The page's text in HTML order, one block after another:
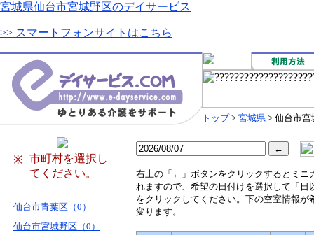
宮城県仙台市宮城野区のデイサービス
>> スマートフォンサイトはこちら
トップ> 宮城県 > 仙台市宮
※
市町村を選択し
てください。
仙台市青葉区（0）
仙台市宮城野区（0）
右上の「←」ボタンをクリックするとミニ
れますので、希望の日付けを選択して「日
をクリックしてください。下の空室情報が
変ります。